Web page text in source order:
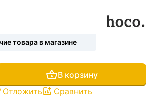
товара в магазине
В корзину
Отложить
Сравнить